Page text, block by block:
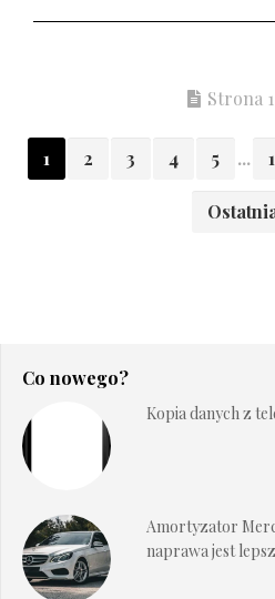
Strona
1 2 3 4 5 ...
Co nowego?
Kopia danych z
Amortyzator
naprawa jest